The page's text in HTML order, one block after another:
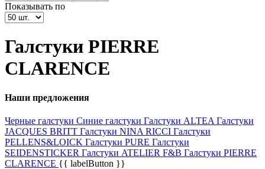
Показывать по
Галстуки PIERRE
CLARENCE
Наши предложения
Черные галстуки Синие галстуки Галстуки ALTEA Галстуки
JAСQUES BRITT Галстуки NINA RICCI Галстуки
PELLENS&LOICK Галстуки PURE Галстуки
SEIDENSTICKER Галстуки ATELIER F&B Галстуки PIERRE
CLARENCE {{ labelButton }}